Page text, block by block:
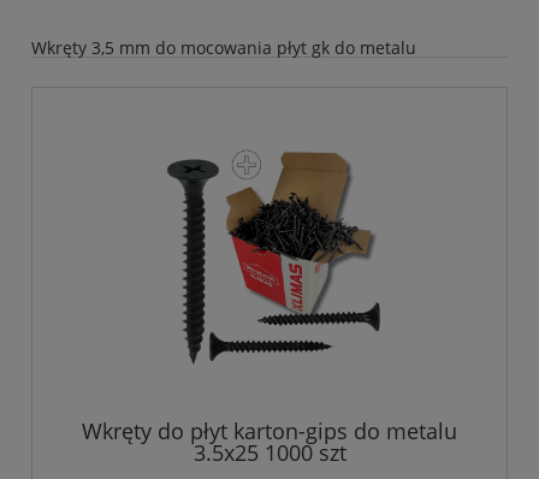
Wkręty 3,5 mm do mocowania płyt gk do metalu
Wkręty do płyt karton-gips do metalu
3.5x25 1000 szt